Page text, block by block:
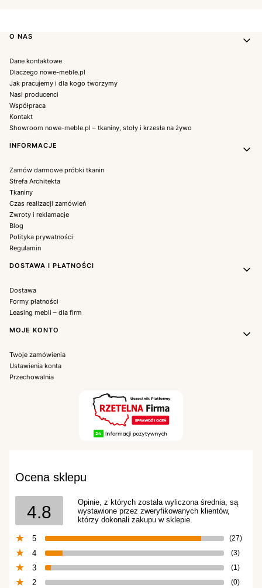
Linki w stopce
O NAS
Dane kontaktowe
Dlaczego nowe-meble.pl
Jak pracujemy i dla kogo tworzymy
Nasi producenci
Współpraca
Kontakt
Showroom nowe-meble.pl – tkaniny, stoły i krzesła na żywo
INFORMACJE
Zamów darmowe próbki tkanin
Strefa Architekta
Tkaniny
Czas realizacji zamówień
Zwroty i reklamacje
Blog
Polityka prywatności
Regulamin
DOSTAWA I PŁATNOŚCI
Dostawa
Formy płatności
Leasing mebli – dla firm
MOJE KONTO
Twoje zamówienia
Ustawienia konta
Przechowalnia
Ocena sklepu
4.8
Opinie, z których została wyliczona średnia, są
wystawione przez zweryfikowanych klientów,
którzy dokonali zakupu w sklepie.
5 (27)
4 (3)
3 (1)
2 (0)